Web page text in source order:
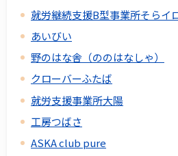
就労継続支援B型事業所そらイ
あいびい
野のはな舎（ののはなしゃ）
クローバーふたば
就労支援事業所大陽
工房つばさ
ASKA club pure